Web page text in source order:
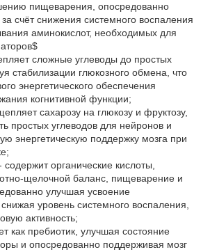
пищеварения, опосредованно
счёт снижения системного воспаления
аминокислот, необходимых для
сложные углеводы до простых
стабилизации глюкозного обмена, что
энергетического обеспечения
когнитивной функции;
сахарозу на глюкозу и фруктозу,
простых углеводов для нейронов и
энергетическую поддержку мозга при
содержит органические кислоты,
щелочной баланс, пищеварение и
улучшая усвоение
уровень системного воспаления,
активность;
как пребиотик, улучшая состояние
и опосредованно поддерживая мозг